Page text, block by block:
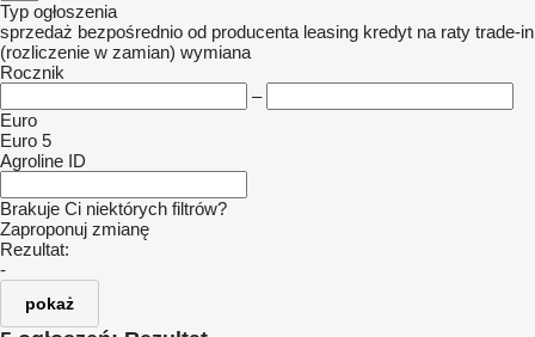
Typ ogłoszenia
sprzedaż bezpośrednio od producenta leasing kredyt na raty trade-in
(rozliczenie w zamian) wymiana
Rocznik
–
Euro
Euro 5
Agroline ID
Brakuje Ci niektórych filtrów?
Zaproponuj zmianę
Rezultat:
-
pokaż